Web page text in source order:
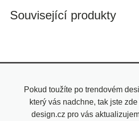
Související produkty
Pokud toužíte po trendovém
který vás nadchne, tak jste
design.cz pro vás